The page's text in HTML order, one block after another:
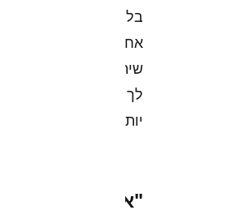
בלוגים
אחרים
שיתאימו
לך
יותר.
"אושר,